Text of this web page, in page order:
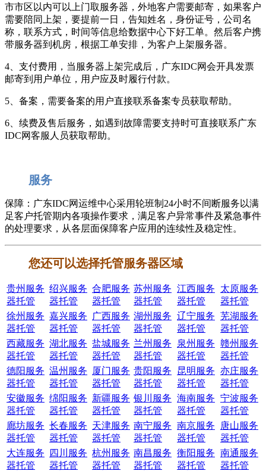
市市区以内可以上门取服务器，外地客户需要邮寄，如果客户
需要陪同上架，要提前一日，告知姓名，身份证号，公司名
称，联系方式，时间等信息给数据中心下好工单。然后客户携
带服务器到机房，根据工单安排，为客户上架服务器。
4、支付费用，当服务器上架完成后，广东IDC网会开具发票
邮寄到用户单位，用户应及时履行付款。
5、备案，需要备案的用户直接联系备案专员获取帮助。
6、续费及售后服务，如遇到故障需要支持时可直接联系广东
IDC网客服人员获取帮助。
服务
保障：广东IDC网运维中心采用轮班制24小时不间断服务以满
足客户托管期内各项操作要求，满足客户异常事件及紧急事件
的处理要求，从各层面保障客户应用的连续性及稳定性。
您还可以选择托管服务器区域
贵州服务
器托管
绍兴服务
器托管
合肥服务
器托管
苏州服务
器托管
江西服务
器托管
太原服务
器托管
徐州服务
器托管
嘉兴服务
器托管
广西服务
器托管
湖州服务
器托管
辽宁服务
器托管
芜湖服务
器托管
西藏服务
器托管
湖北服务
器托管
盐城服务
器托管
兰州服务
器托管
泉州服务
器托管
赣州服务
器托管
德阳服务
器托管
温州服务
器托管
厦门服务
器托管
贵阳服务
器托管
昆明服务
器托管
亦庄服务
器托管
安徽服务
器托管
绵阳服务
器托管
新疆服务
器托管
银川服务
器托管
海南服务
器托管
宁波服务
器托管
廊坊服务
器托管
长春服务
器托管
天津服务
器托管
南宁服务
器托管
南京服务
器托管
唐山服务
器托管
大连服务
器托管
四川服务
器托管
杭州服务
器托管
南昌服务
器托管
衡阳服务
器托管
南通服务
器托管